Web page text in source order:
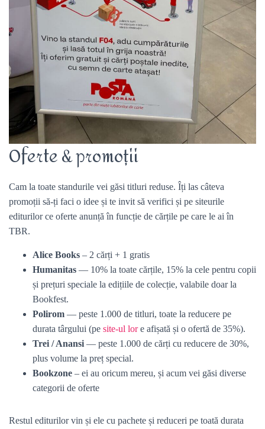
Oferte & promoții
Cam la toate standurile vei găsi titluri reduse. Îți las câteva
promoții să-ți faci o idee și te invit să verifici și pe siteurile
editurilor ce oferte anunță în funcție de cărțile pe care le ai în
TBR.
Alice Books – 2 cărți + 1 gratis
Humanitas — 10% la toate cărțile, 15% la cele pentru copii
și prețuri speciale la edițiile de colecție, valabile doar la
Bookfest.
Polirom — peste 1.000 de titluri, toate la reducere pe
durata târgului (pe site-ul lore afișată și o ofertă de 35%).
Trei / Anansi — peste 1.000 de cărți cu reducere de 30%,
plus volume la preț special.
Bookzone – ei au oricum mereu, și acum vei găsi diverse
categorii de oferte
Restul editurilor vin și ele cu pachete și reduceri pe toată durata